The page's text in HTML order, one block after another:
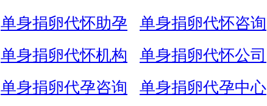
单身捐卵代怀助孕
单身捐卵代怀咨询
单身捐卵代怀机构
单身捐卵代怀公司
单身捐卵代孕咨询
单身捐卵代孕中心